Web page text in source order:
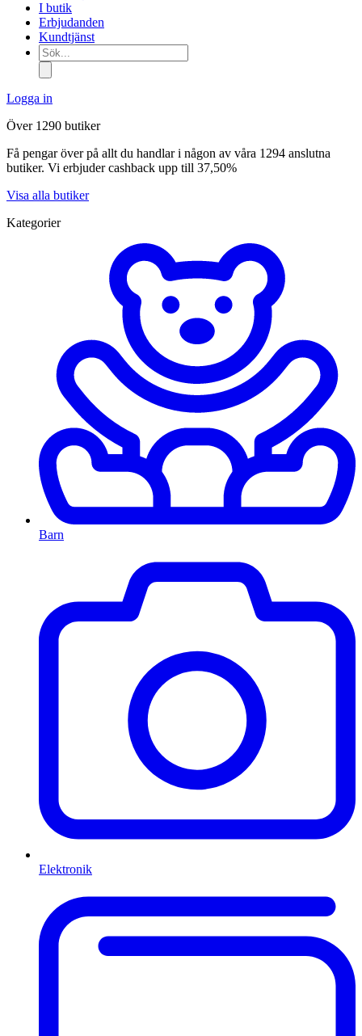
I butik
Erbjudanden
Kundtjänst
Sök...
Logga in
Över 1290 butiker
Få pengar över på allt du handlar i någon av våra 1294 anslutna
butiker. Vi erbjuder cashback upp till 37,50%
Visa alla butiker
Kategorier
Barn
Elektronik